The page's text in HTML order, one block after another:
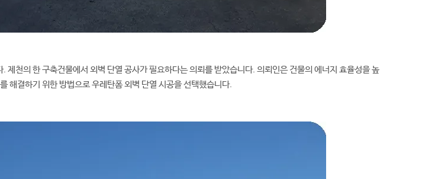
제천의 한 구축건물에서 외벽 단열 공사가 필요하다는 의뢰를 받았습니다. 의뢰인은 건물의 에너지 효율성을 높
해결하기 위한 방법으로 우레탄폼 외벽 단열 시공을 선택했습니다.